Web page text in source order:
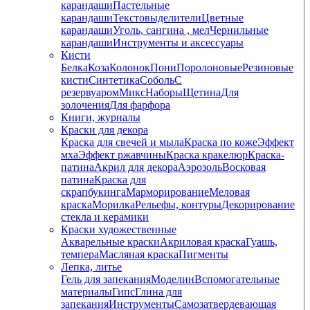
карандашиПастельные
карандашиТекстовыделителиЦветные
карандашиУголь, сангина , мелЧернильные
карандашиИнструменты и аксессуары
Кисти
БелкаКозаКолонокПониПоролоновыеРезиновые
кистиСинтетикаСобольС
резервуаромМиксНаборыЩетинаДля
золоченияДля фарфора
Книги, журналы
Краски для декора
Краска для свечей и мылаКраска по кожеЭффект
мхаЭффект ржавчиныКраска кракелюрКраска-
патинаАкрил для декораАэрозольВосковая
патинаКраска для
скрапбукингаМарморированиеМеловая
краскаМорилкаРельефы, контурыДекорирование
стекла и керамики
Краски художественные
Акварельные краскиАкриловая краскаГуашь,
темпераМасляная краскаПигменты
Лепка, литье
Гель для запеканияМоделинВспомогательные
материалыГипсГлина для
запеканияИнструментыСамозатвердевающая